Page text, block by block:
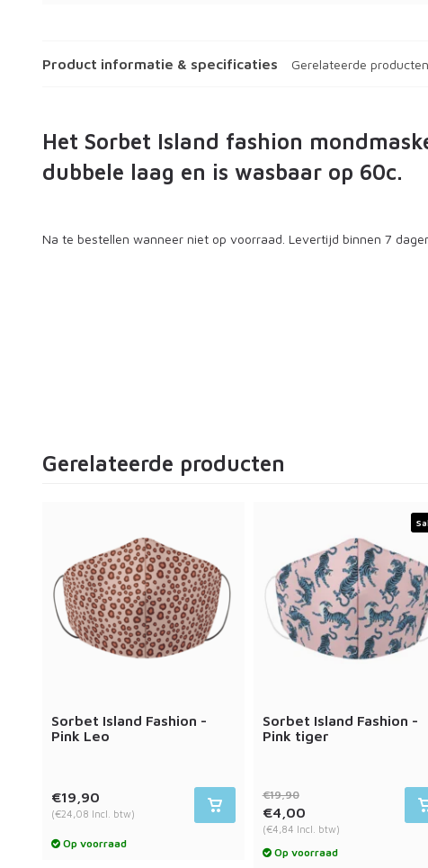
Product informatie & specificaties Gerelateerde producten
Het Sorbet Island fashion
dubbele laag en is wasbaar op 60c.
Na te bestellen wanneer niet op voorraad. Levertijd binnen 7
Gerelateerde producten
Sorbet Island Fashion -
Pink Leo
€19,90
(€24,08 Incl. btw)
Op voorraad
Sorbet Island Fashion -
Pink tiger
€19,90
€4,00
(€4,84 Incl. btw)
Op voorraad